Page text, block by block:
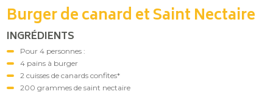
Burger de canard et Saint Nectaire
INGRÉDIENTS
Pour 4 personnes :
4 pains à burger
2 cuisses de canards confites*
200 grammes de saint nectaire